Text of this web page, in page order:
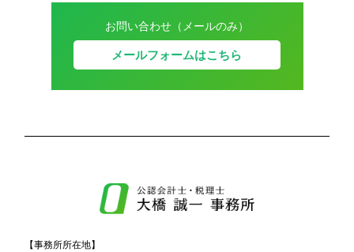
お問い合わせ（メールのみ）
メールフォームはこちら
【事務所所在地】